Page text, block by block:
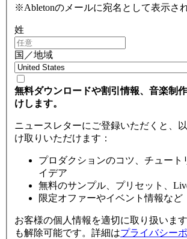
※Abletonのメールに宛名として表示さ
姓
国／地域
無料ダウンロードや割引情報、音楽制
けします。
ニュースレターにご登録いただくと、
け取りいただけます：
プロダクションのコツ、チュート
イデア
無料のサンプル、プリセット、
限定オファーやイベント情報など
お客様の個人情報を適切に取り扱いま
も解除可能です。詳細はプライバシー